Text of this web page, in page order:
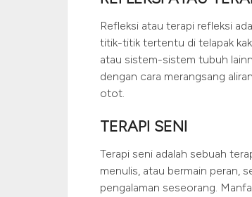
Refleksi atau terapi refleksi
titik-titik tertentu di telapak
atau sistem-sistem tubuh
dengan cara merangsang
otot.
TERAPI SENI
Terapi seni adalah sebuah
menulis, atau bermain peran,
pengalaman seseorang.